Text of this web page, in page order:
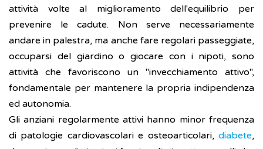
attività volte al miglioramento dell'equilibrio per
prevenire le cadute. Non serve necessariamente
andare in palestra, ma anche fare regolari passeggiate,
occuparsi del giardino o giocare con i nipoti, sono
attività che favoriscono un "invecchiamento attivo",
fondamentale per mantenere la propria indipendenza
ed autonomia.
Gli anziani regolarmente attivi hanno minor frequenza
di patologie cardiovascolari e osteoarticolari, diabete,